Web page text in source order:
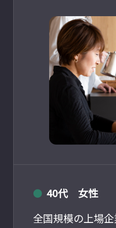
● 40代 女性
全国規模の上場